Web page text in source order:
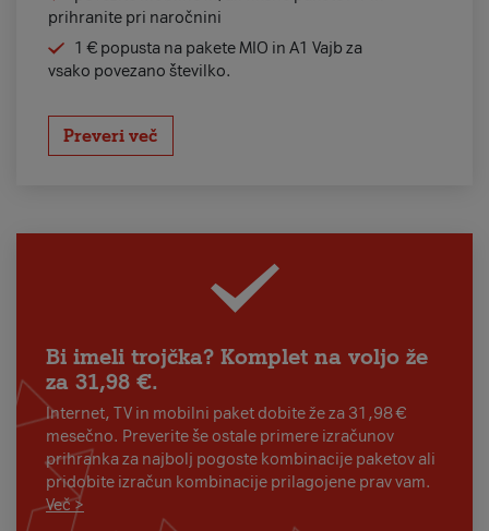
prihranite pri naročnini
1 € popusta na pakete MIO in A1 Vajb za
vsako povezano številko.
Preveri več
Bi imeli trojčka? Komplet na voljo že
za 31,98 €.
Internet, TV in mobilni paket dobite že za 31,98 €
mesečno. Preverite še ostale primere izračunov
prihranka za najbolj pogoste kombinacije paketov ali
pridobite izračun kombinacije prilagojene prav vam.
Več >